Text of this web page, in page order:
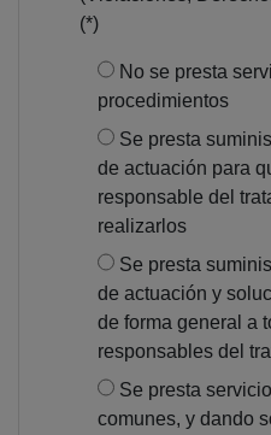
(*)
No se presta
procedimientos
Se presta
de actuación para
responsable del
realizarlos
Se presta
de actuación y
de forma general a
responsables del
Se presta
comunes, y dando